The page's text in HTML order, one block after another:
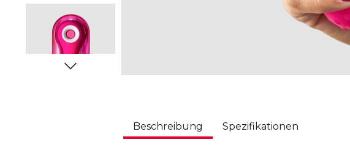
Beschreibung Spezifikationen